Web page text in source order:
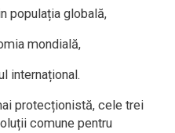
populația globală,
mondială,
internațional.
protecționistă, cele trei
comune pentru